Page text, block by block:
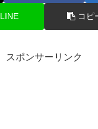
LINE コピ
スポンサーリンク